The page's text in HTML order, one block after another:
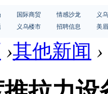
国际商贸 情感沙龙
义
义乌楼市 招聘信息 美
›其他新闻 ›